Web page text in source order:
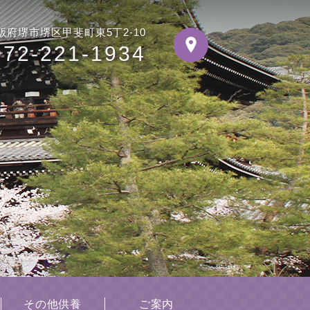
府堺市堺区甲斐町東5丁2-10
221-1934
その他供養 ご案内